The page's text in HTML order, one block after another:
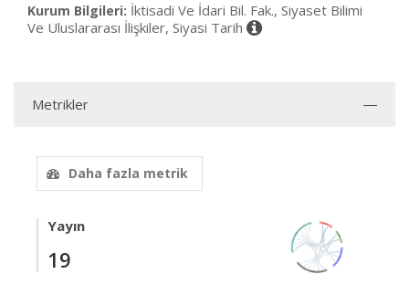
Kurum Bilgileri: İktisadi Ve İdari Bil. Fak., Siyaset Bilimi
Ve Uluslararası İlişkiler, Siyasi Tarih
Metrikler
Daha fazla metrik
Yayın
19